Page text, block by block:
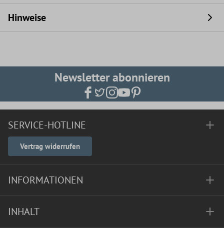
Hinweise
Newsletter abonnieren
SERVICE-HOTLINE
Vertrag widerrufen
INFORMATIONEN
INHALT